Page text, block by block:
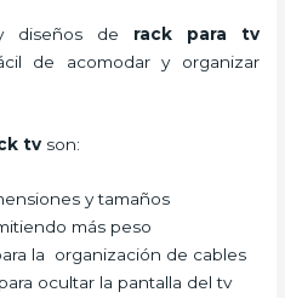
diseños de rack para tv
de acomodar y organizar
tv son:
y tamaños
más peso
la organización de cables
ocultar la pantalla del tv